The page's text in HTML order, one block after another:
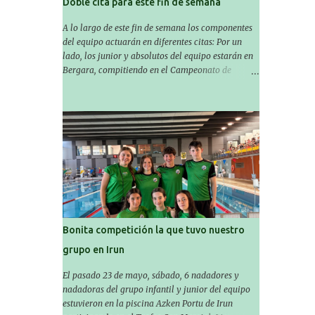
A lo largo de este fin de semana los componentes
del equipo actuarán en diferentes citas: Por un
lado, los junior y absolutos del equipo estarán en
Bergara, compitiendo en el Campeonato de
celebrará en dos jornadas: el sábado tendrá
sesiones de mañana y tarde y el domingo sólo de
mañana. Las sesiones de mañana comenzarán a
las 10:00 y las del sábado por la tarde a las 16:30.
Por otro lado, otro grupo pequeño actuará en el
polideportivo Antzizar de Beasain en el XXIIIº
memorial Leire Contreras , en una mañana
popular festiva organizada por el club Igartza. Las
pruebas empezarán a las 10:30, a las 11:30 habrá
pruebas populares australianas y después habrá
un almuerzo para todos y todas las participantes.
competiciones la encontraréis en nuestra web, en
el siguiente enlace:
https://www.es.buruntzaldeaikt.eus/competici%C3
Bonita competición la que tuvo nuestro
grupo en Irun
El pasado 23 de mayo, sábado, 6 nadadores y
nadadoras del grupo infantil y junior del equipo
estuvieron en la piscina Azken Portu de Irun